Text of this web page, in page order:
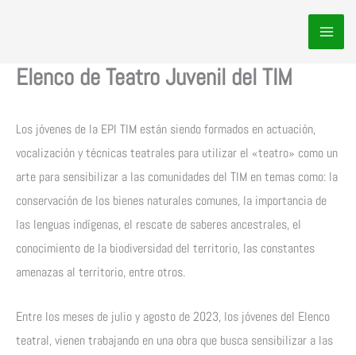
Elenco de Teatro Juvenil del TIM
Los jóvenes de la EPI TIM están siendo formados en actuación,
vocalización y técnicas teatrales para utilizar el «teatro» como un
arte para sensibilizar a las comunidades del TIM en temas como: la
conservación de los bienes naturales comunes, la importancia de
las lenguas indígenas, el rescate de saberes ancestrales, el
conocimiento de la biodiversidad del territorio, las constantes
amenazas al territorio, entre otros.
Entre los meses de julio y agosto de 2023, los jóvenes del Elenco
teatral, vienen trabajando en una obra que busca sensibilizar a las